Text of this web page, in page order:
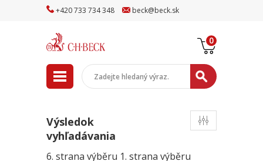
+420733 734348 beck@beck.sk
0
Výsledok
vyhľadávania
6. strana výběru 1. strana výběru